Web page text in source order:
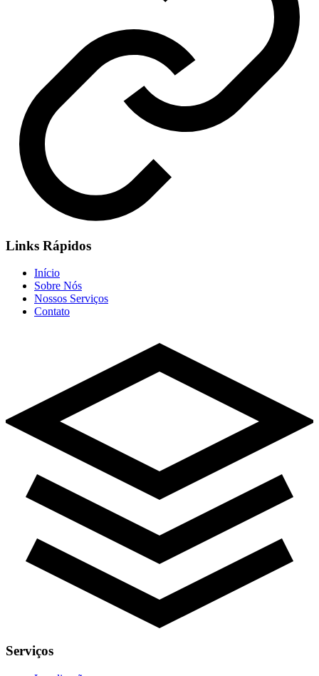
Links Rápidos
Início
Sobre Nós
Nossos Serviços
Contato
Serviços